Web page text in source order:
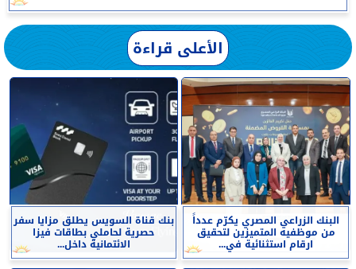
الأعلى قراءة
البنك الزراعي المصري يكرّم عدداً
من موظفيه المتميزين لتحقيق
ارقام استثنائية في...
بنك قناة السويس يطلق مزايا سفر
حصرية لحاملي بطاقات فيزا
الائتمانية داخل...